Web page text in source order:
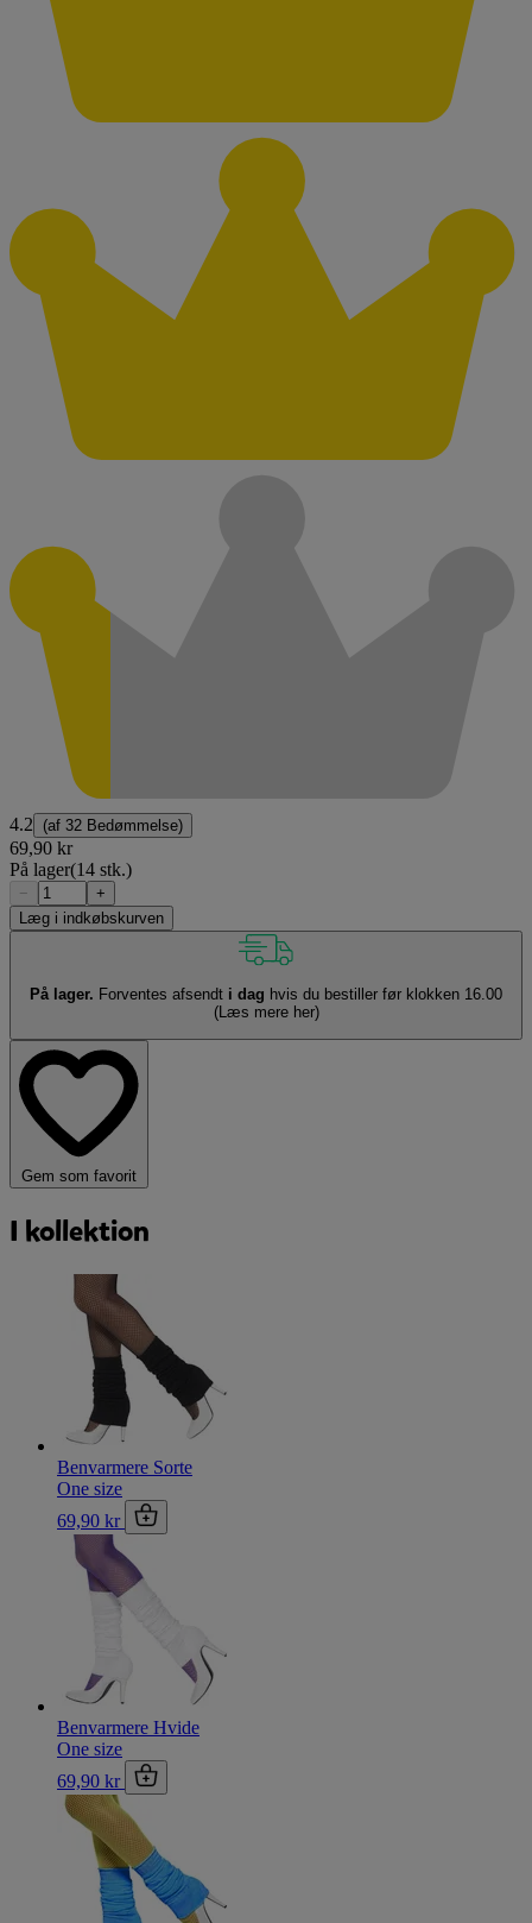
4.2 (af 32 Bedømmelse)
69,90 kr
På lager(14 stk.)
−
+
Læg i indkøbskurven
På lager. Forventes afsendt i dag hvis du bestiller før klokken 16.00
(Læs mere her)
Gem som favorit
I kollektion
Benvarmere Sorte
One size
69,90 kr
Benvarmere Hvide
One size
69,90 kr